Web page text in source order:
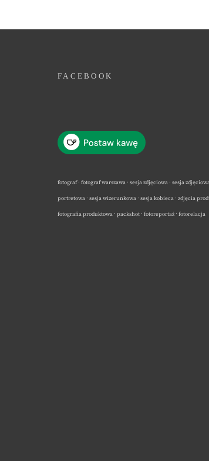
FACEBOOK
fotograf · fotograf warszawa · sesja zdjęciowa · sesja
portretowa · sesja wizerunkowa · sesja kobieca · zdjęcia
fotografia produktowa · packshot · fotoreportaż · fotorelacja